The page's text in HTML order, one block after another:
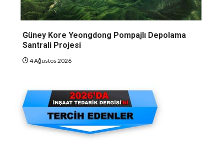
Güney Kore Yeongdong Pompajlı Depolama
Santrali Projesi
4 Ağustos 2026